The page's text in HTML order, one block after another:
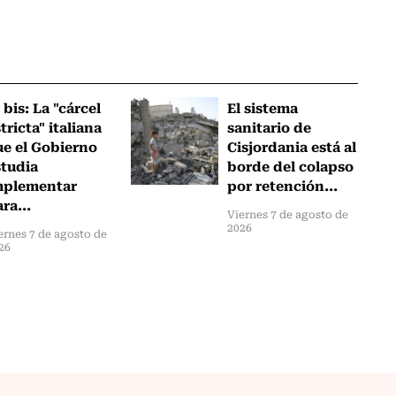
bis: La "cárcel
italiana
el Gobierno
7 de agosto de
El sistema
sanitario de
Cisjordania está al
borde del colapso
por retención...
Viernes 7 de agosto de
2026